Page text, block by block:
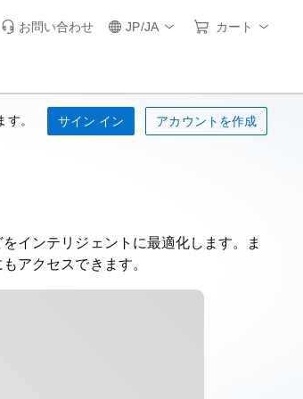
お問い合わせ JP/JA カート
。 サイン イン アカウントを作成
インテリジェントに最適化します。ま
アクセスできます。